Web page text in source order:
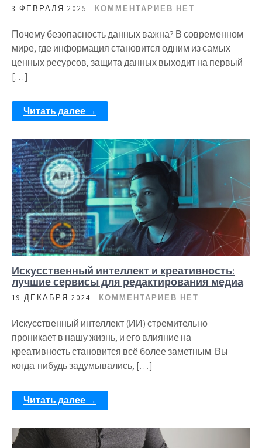
3 ФЕВРАЛЯ 2025 КОММЕНТАРИЕВ НЕТ
Почему безопасность данных важна? В современном
мире, где информация становится одним из самых
ценных ресурсов, защита данных выходит на первый
[…]
Читать далее →
Искусственный интеллект и креативность:
лучшие сервисы для редактирования медиа
19 ДЕКАБРЯ 2024 КОММЕНТАРИЕВ НЕТ
Искусственный интеллект (ИИ) стремительно
проникает в нашу жизнь, и его влияние на
креативность становится всё более заметным. Вы
когда-нибудь задумывались, […]
Читать далее →